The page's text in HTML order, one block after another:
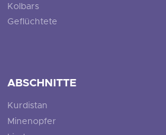
Kolbars
Geflüchtete
ABSCHNITTE
Kurdistan
Minenopfer